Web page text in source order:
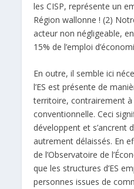
les CISP, représente un
Région wallonne ! (2)
acteur non négligeable,
15% de l’emploi
En outre, il semble ici
l’ES est présente de
territoire, contrairement à
conventionnelle. Ceci
développent et s’ancrent
autrement délaissés. En
de l’Observatoire de
que les structures d’ES
personnes issues de